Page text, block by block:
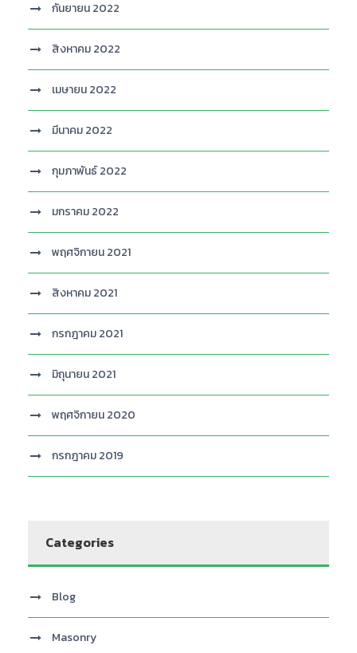
กันยายน 2022
สิงหาคม 2022
เมษายน 2022
มีนาคม 2022
กุมภาพันธ์ 2022
มกราคม 2022
พฤศจิกายน 2021
สิงหาคม 2021
กรกฎาคม 2021
มิถุนายน 2021
พฤศจิกายน 2020
กรกฎาคม 2019
Categories
Blog
Masonry